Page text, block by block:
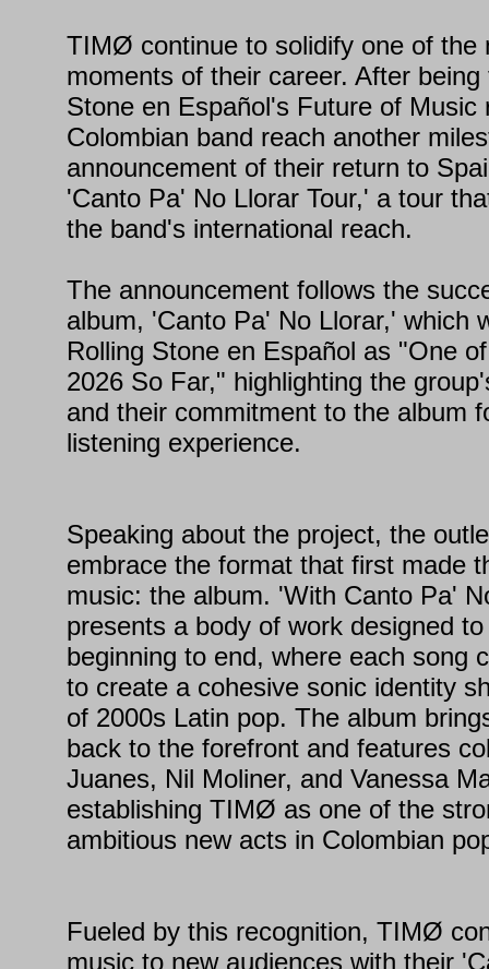
TIMØ continue to solidify one of the
moments of their career. After
Stone en Español's Future of Music
Colombian band reach another
announcement of their return to
'Canto Pa' No Llorar Tour,' a tour
the band's international reach.
The announcement follows the
album, 'Canto Pa' No Llorar,' which
Rolling Stone en Español as "One
2026 So Far," highlighting the
and their commitment to the album
listening experience.
Speaking about the project, the
embrace the format that first made
music: the album. 'With Canto Pa'
presents a body of work designed
beginning to end, where each song
to create a cohesive sonic identity
of 2000s Latin pop. The album
back to the forefront and features
Juanes, Nil Moliner, and Vanessa
establishing TIMØ as one of the
ambitious new acts in Colombian
Fueled by this recognition, TIMØ
music to new audiences with their